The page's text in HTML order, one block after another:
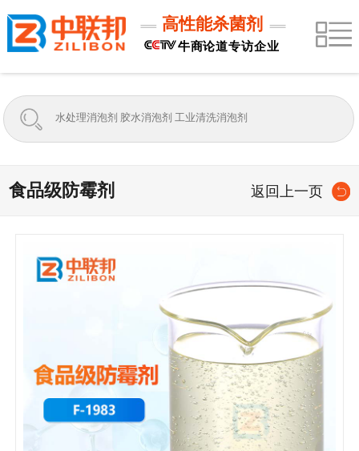
高性能杀菌剂
牛商论道专访企业
食品级防霉剂 返回上一页